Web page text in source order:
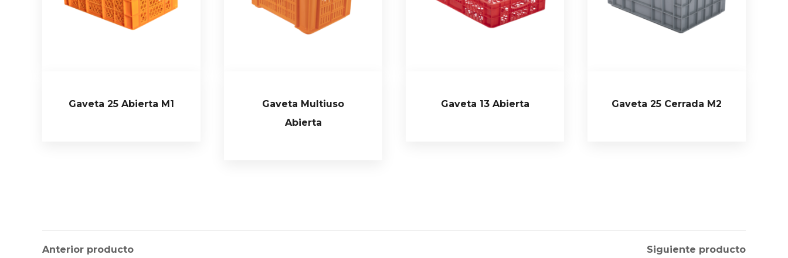
Gaveta 25 Abierta M1
Gaveta Multiuso
Abierta
Gaveta 13 Abierta Gaveta 25 Cerrada M2
Anterior producto Siguiente producto